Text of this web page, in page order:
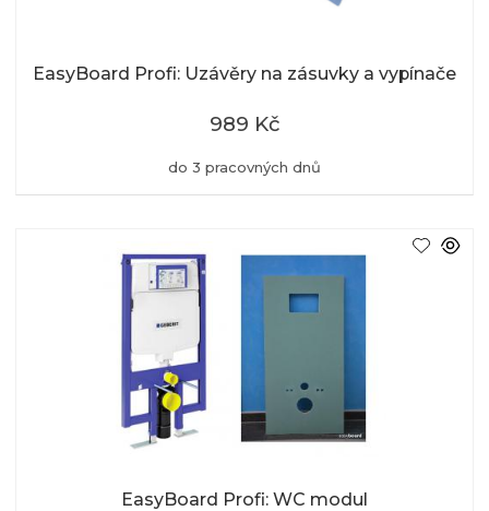
EasyBoard Profi: Uzávěry na zásuvky a vypínače
do 3 pracovných dnů
989 Kč
EasyBoard Profi: WC modul